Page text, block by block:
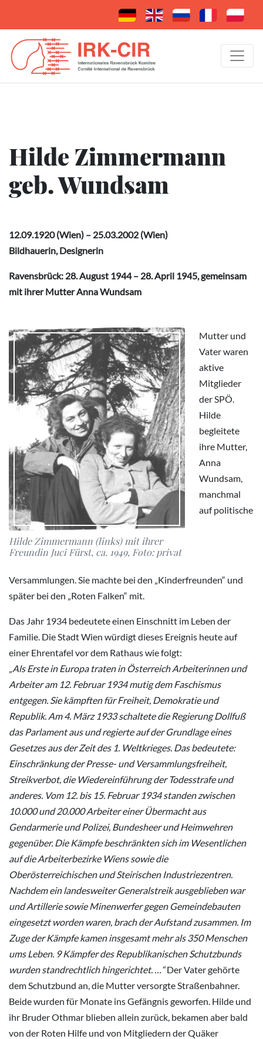
Hilde Zimmermann
geb. Wundsam
12.09.1920 (Wien) – 25.03.2002 (Wien)
Bildhauerin, Designerin
Ravensbrück: 28. August 1944 – 28. April 1945, gemeinsam
mit ihrer Mutter Anna Wundsam
Hilde Zimmermann (links) mit ihrer
Freundin Juci Fürst, ca. 1949, Foto: privat
Mutter und
Vater waren
aktive
Mitglieder
der SPÖ.
Hilde
begleitete
ihre Mutter,
Anna
Wundsam,
manchmal
auf politische
Versammlungen. Sie machte bei den „Kinderfreunden“ und
später bei den „Roten Falken“ mit.
Das Jahr 1934 bedeutete einen Einschnitt im Leben der
Familie. Die Stadt Wien würdigt dieses Ereignis heute auf
einer Ehrentafel vor dem Rathaus wie folgt:
„Als Erste in Europa traten in Österreich Arbeiterinnen und
Arbeiter am 12. Februar 1934 mutig dem Faschismus
entgegen. Sie kämpften für Freiheit, Demokratie und
Republik. Am 4. März 1933 schaltete die Regierung Dollfuß
das Parlament aus und regierte auf der Grundlage eines
Gesetzes aus der Zeit des 1. Weltkrieges. Das bedeutete:
Einschränkung der Presse- und Versammlungsfreiheit,
Streikverbot, die Wiedereinführung der Todesstrafe und
anderes. Vom 12. bis 15. Februar 1934 standen zwischen
10.000 und 20.000 Arbeiter einer Übermacht aus
Gendarmerie und Polizei, Bundesheer und Heimwehren
gegenüber. Die Kämpfe beschränkten sich im Wesentlichen
auf die Arbeiterbezirke Wiens sowie die
Oberösterreichischen und Steirischen Industriezentren.
Nachdem ein landesweiter Generalstreik ausgeblieben war
und Artillerie sowie Minenwerfer gegen Gemeindebauten
eingesetzt worden waren, brach der Aufstand zusammen. Im
Zuge der Kämpfe kamen insgesamt mehr als 350 Menschen
ums Leben. 9 Kämpfer des Republikanischen Schutzbunds
wurden standrechtlich hingerichtet. …“Der Vater gehörte
dem Schutzbund an, die Mutter versorgte Straßenbahner.
Beide wurden für Monate ins Gefängnis geworfen. Hilde und
ihr Bruder Othmar blieben allein zurück, bekamen aber bald
von der Roten Hilfe und von Mitgliedern der Quäker